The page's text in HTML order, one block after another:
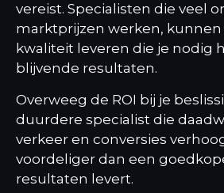
vereist. Specialisten die veel
marktprijzen werken, kunnen
kwaliteit leveren die je nodig
blijvende resultaten.
Overweeg de ROI bij je
duurdere specialist die
verkeer en conversies
voordeliger dan een
resultaten levert.